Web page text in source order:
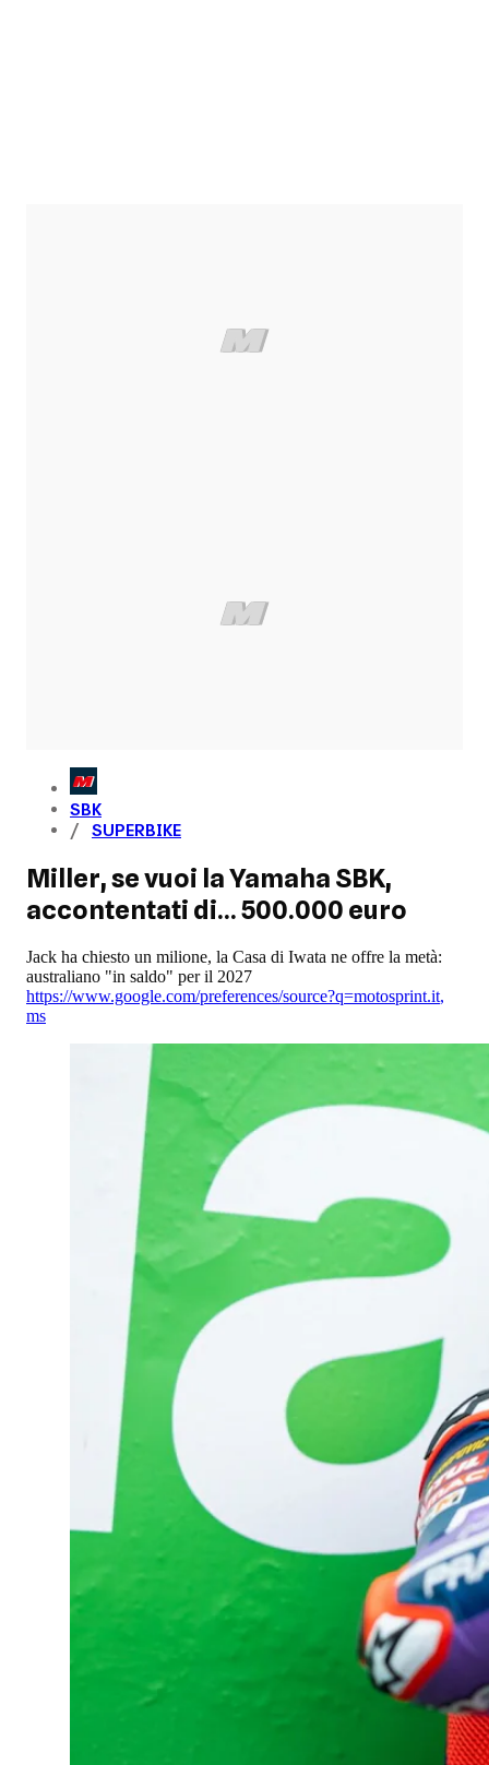
SBK
SUPERBIKE
Miller, se vuoi la Yamaha SBK,
accontentati di... 500.000 euro
Jack ha chiesto un milione, la Casa di Iwata ne offre la metà:
australiano "in saldo" per il 2027
https://www.google.com/preferences/source?q=motosprint.it,
ms